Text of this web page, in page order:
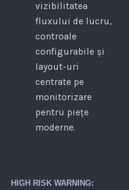
vizibilitatea
fluxului de lucru,
controale
configurabile și
layout-uri
centrate pe
monitorizare
pentru piețe
moderne.